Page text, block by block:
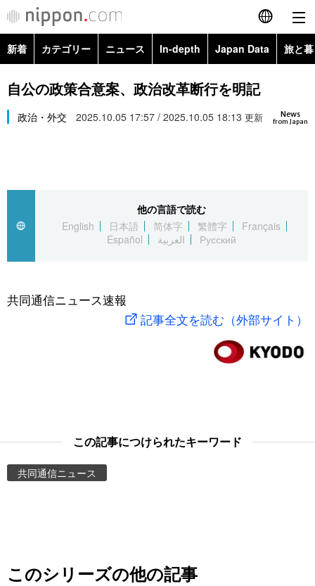
English
简体字
繁體字
العربية
社会
旅と暮らし
東京
新着 カテゴリー ニュース In-depth Japan Data 旅と
政治・外交
経済・ビジネス
社会
文化
科学・技術
暮らし
Topics
Images
お知らせ
自公の政策合意案、政治改革断行を明記
News
from Japan
政治・外交 2025.10.05 17:57 / 2025.10.05 18:13 更新
他の言語で読む
English
日本語 简体字 繁體字
Français
Español
العربية Русский
共同通信ニュース速報
記事全文を読む（外部サイト）
この記事につけられたキーワード
共同通信ニュース
このシリーズの他の記事